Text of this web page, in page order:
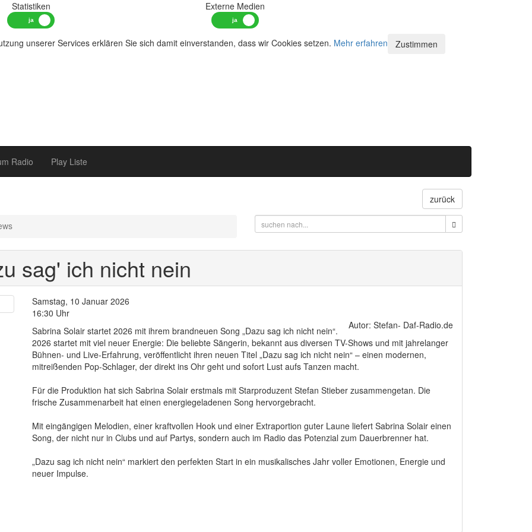
Statistiken Externe Medien
unserer Services erklären Sie sich damit einverstanden, dass wir Cookies setzen. Mehr erfahren Zustimmen
Radio Play Liste
zurück
sag' ich nicht nein
Samstag, 10 Januar 2026
16:30 Uhr
Autor: Stefan- Daf-Radio.de
Sabrina Solair startet 2026 mit ihrem brandneuen Song „Dazu sag ich nicht nein“.
2026 startet mit viel neuer Energie: Die beliebte Sängerin, bekannt aus diversen TV-Shows und mit jahrelanger
Bühnen- und Live-Erfahrung, veröffentlicht ihren neuen Titel „Dazu sag ich nicht nein“ – einen modernen,
mitreißenden Pop-Schlager, der direkt ins Ohr geht und sofort Lust aufs Tanzen macht.
Für die Produktion hat sich Sabrina Solair erstmals mit Starproduzent Stefan Stieber zusammengetan. Die
frische Zusammenarbeit hat einen energiegeladenen Song hervorgebracht.
Mit eingängigen Melodien, einer kraftvollen Hook und einer Extraportion guter Laune liefert Sabrina Solair einen
Song, der nicht nur in Clubs und auf Partys, sondern auch im Radio das Potenzial zum Dauerbrenner hat.
„Dazu sag ich nicht nein“ markiert den perfekten Start in ein musikalisches Jahr voller Emotionen, Energie und
neuer Impulse.